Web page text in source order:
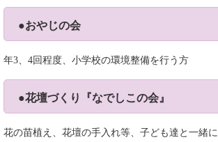
●おやじの会
年3、4回程度、小学校の環境整備を行う方
●花壇づくり『なでしこの会』
花の苗植え、花壇の手入れ等、子ども達と一緒